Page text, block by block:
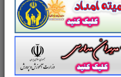
استخدامیکمک